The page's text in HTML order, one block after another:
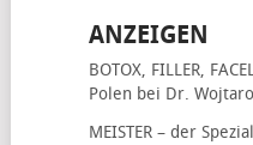
ANZEIGEN
BOTOX, FILLER,
Polen bei Dr.
MEISTER – der